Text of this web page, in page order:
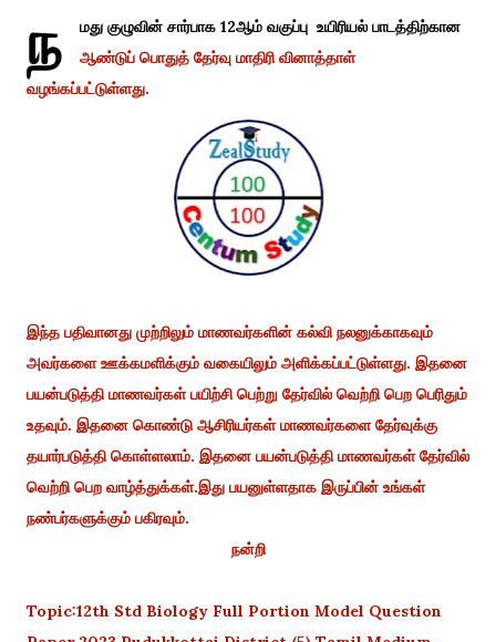
ந
மது குழுவின் சார்பாக 12ஆம் வகுப்பு உயிரியல் பாடத்திற்கான
ஆண்டுப் பொதுத் தேர்வு மாதிரி வினாத்தாள்
வழங்கப்பட்டுள்ளது.
இந்த பதிவானது முற்றிலும் மாணவர்களின் கல்வி நலனுக்காகவும்
அவர்களை ஊக்கமளிக்கும் வகையிலும் அளிக்கப்பட்டுள்ளது. இதனை
பயன்படுத்தி மாணவர்கள் பயிற்சி பெற்று தேர்வில் வெற்றி பெற பெரிதும்
உதவும். இதனை கொண்டு ஆசிரியர்கள் மாணவர்களை தேர்வுக்கு
தயார்படுத்தி கொள்ளலாம். இதனை பயன்படுத்தி மாணவர்கள் தேர்வில்
வெற்றி பெற வாழ்த்துக்கள்.இது பயனுள்ளதாக இருப்பின் உங்கள்
நண்பர்களுக்கும் பகிரவும்.
நன்றி
Topic:12th Std Biology Full Portion Model Question